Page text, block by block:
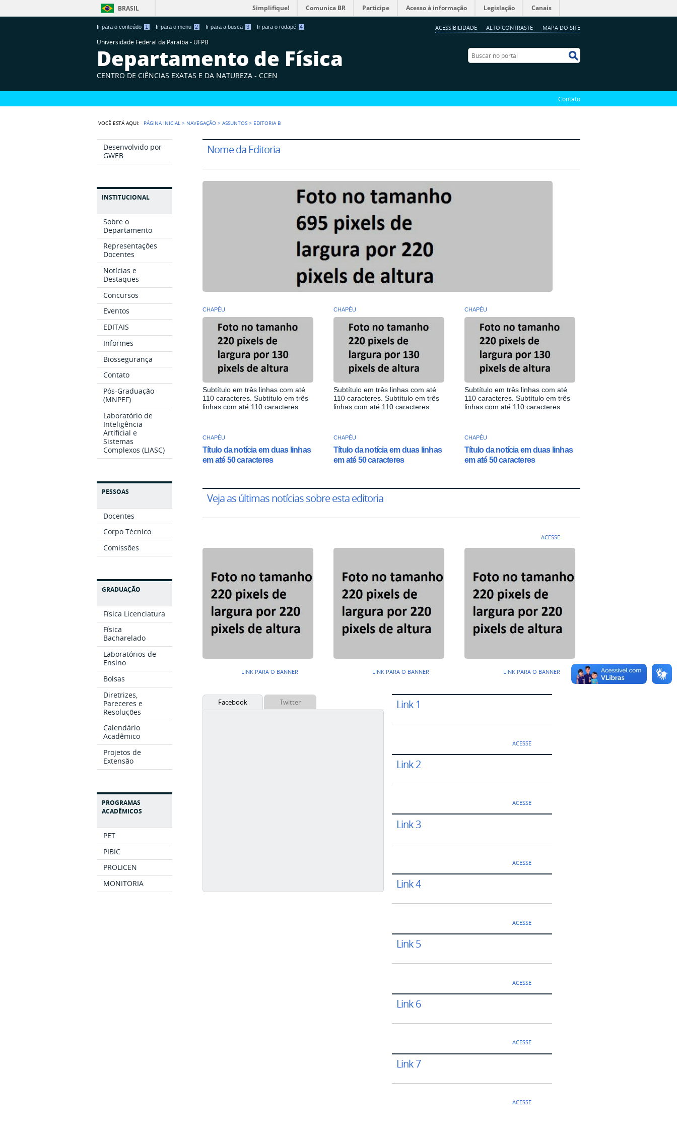
Ir para o conteúdo 1 Ir para o menu 2 Ir para a busca 3 Ir para o rodapé 4 ACESSIBILIDADE ALTO CONTRASTE MAPA DO SITE
BRASIL Simplifique! Comunica BR Participe Acesso à informação Legislação Canais
Universidade Federal da Paraíba - UFPB
Departamento de Física
CENTRO DE CIÊNCIAS EXATAS E DA NATUREZA - CCEN
Buscar no portal
Contato
VOCÊ ESTÁ AQUI: PÁGINA INICIAL > NAVEGAÇÃO >ASSUNTOS > EDITORIA B
Desenvolvido por
GWEB
INSTITUCIONAL
Sobre o
Departamento
Representações
Docentes
Notícias e
Destaques
Concursos
Eventos
EDITAIS
Informes
Biossegurança
Contato
Pós-Graduação
(MNPEF)
Laboratório de
Inteligência
Artificial e
Sistemas
Complexos (LIASC)
PESSOAS
Docentes
Corpo Técnico
Comissões
GRADUAÇÃO
Física Licenciatura
Física
Bacharelado
Laboratórios de
Ensino
Bolsas
Diretrizes,
Pareceres e
Resoluções
Calendário
Acadêmico
Projetos de
Extensão
PROGRAMAS
ACADÊMICOS
PET
PIBIC
PROLICEN
MONITORIA
Nome da Editoria
CHAPÉU
Subtítulo em três linhas com até
110 caracteres. Subtítulo em três
linhas com até 110 caracteres
CHAPÉU
Subtítulo em três linhas com até
110 caracteres. Subtítulo em três
linhas com até 110 caracteres
CHAPÉU
Subtítulo em três linhas com até
110 caracteres. Subtítulo em três
linhas com até 110 caracteres
CHAPÉU
Título da notícia em duas linhas
em até 50 caracteres
CHAPÉU
Título da notícia em duas linhas
em até 50 caracteres
CHAPÉU
Título da notícia em duas linhas
em até 50 caracteres
Veja as últimas notícias sobre esta editoria
ACESSE
LINK PARA O BANNER LINK PARA O BANNER LINK PARA O BANNER
Facebook Twitter Link 1
ACESSE
Link 2
ACESSE
Link 3
ACESSE
Link 4
ACESSE
Link 5
ACESSE
Link 6
ACESSE
Link 7
ACESSE